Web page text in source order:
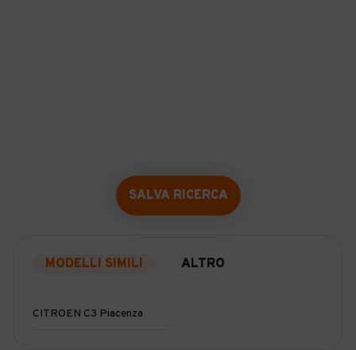
SALVA RICERCA
MODELLI SIMILI ALTRO
CITROEN C3 Piacenza